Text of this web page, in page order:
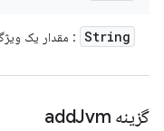
String : مقدار یک
گزینه add Jvm